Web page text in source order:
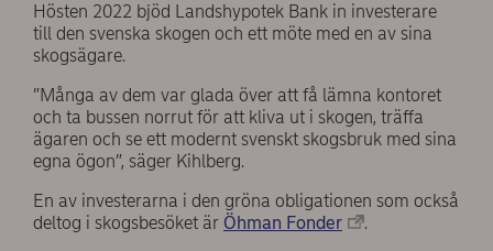
Hösten 2022 bjöd Landshypotek Bank in investerare
till den svenska skogen och ett möte med en av sina
skogsägare.
”Många av dem var glada över att få lämna kontoret
och ta bussen norrut för att kliva ut i skogen, träffa
ägaren och se ett modernt svenskt skogsbruk med sina
egna ögon”, säger Kihlberg.
En av investerarna i den gröna obligationen som också
deltog i skogsbesöket är Öhman Fonder
.